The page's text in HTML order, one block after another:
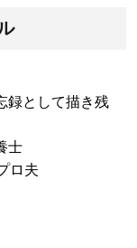
録として描き残
士
ロ夫